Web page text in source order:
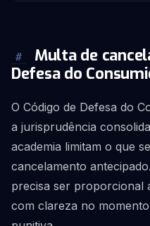
#
Multa de
Defesa do
O Código de Defesa do
a jurisprudência
academia limitam o que
cancelamento
precisa ser proporcional
com clareza no